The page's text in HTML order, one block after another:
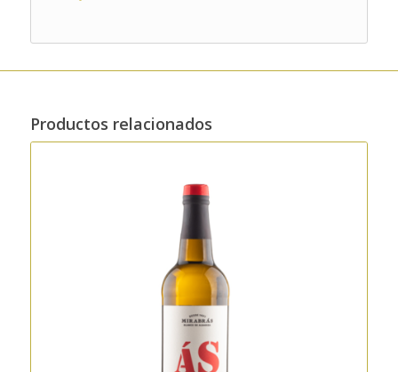
Productos relacionados